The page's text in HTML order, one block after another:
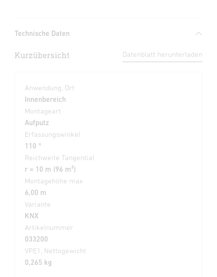
Technische Daten
Kurzübersicht Datenblatt herunterladen
Anwendung, Ort
Innenbereich
Montageart
Aufputz
Erfassungswinkel
110 °
Reichweite Tangential
r = 10 m (96 m²)
Montagehöhe max
6,00 m
Variante
KNX
Artikelnummer
033200
VPE1, Nettogewicht
0,265 kg